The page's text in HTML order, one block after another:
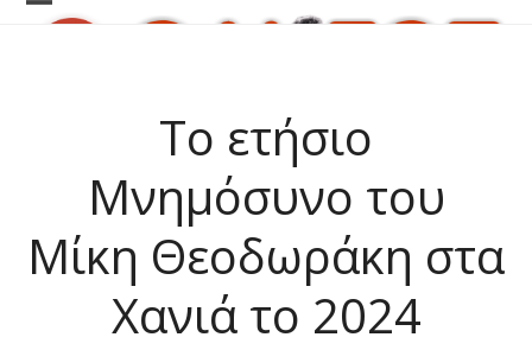
Skip
Open
Close
Το ετήσιο
Μνημόσυνο του
Μίκη Θεοδωράκη στα
Χανιά το 2024